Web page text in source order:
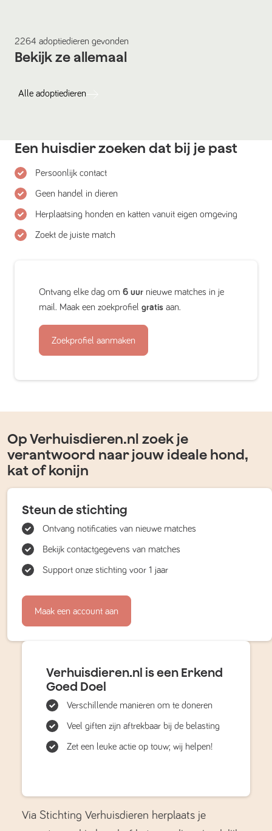
2264 adoptiedieren gevonden
Bekijk ze allemaal
Alle adoptiedieren
Een huisdier zoeken dat bij je past
Persoonlijk contact
Geen handel in dieren
Herplaatsing honden en katten vanuit eigen omgeving
Zoekt de juiste match
Ontvang elke dag om 6 uur nieuwe matches in je
mail. Maak een zoekprofiel gratis aan.
Zoekprofiel aanmaken
Op Verhuisdieren.nl zoek je
verantwoord naar jouw ideale hond,
kat of konijn
Steun de stichting
Ontvang notificaties van nieuwe matches
Bekijk contactgegevens van matches
Support onze stichting voor 1 jaar
Maak een account aan
Verhuisdieren.nl is een Erkend
Goed Doel
Verschillende manieren om te doneren
Veel giften zijn aftrekbaar bij de belasting
Zet een leuke actie op touw; wij helpen!
Via Stichting Verhuisdieren herplaats je